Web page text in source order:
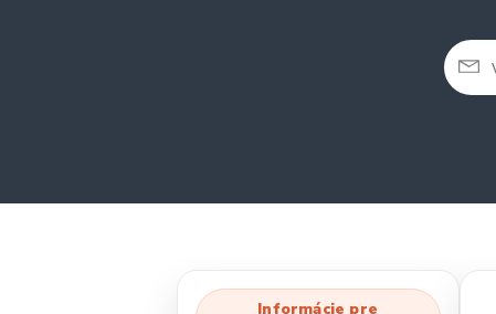
Informácie pre